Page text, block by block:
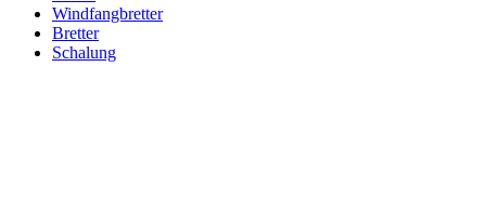
Windfangbretter
Bretter
Schalung